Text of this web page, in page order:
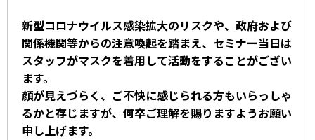
新型コロナウイルス感染拡大のリスクや、政府および
関係機関等からの注意喚起を踏まえ、セミナー当日は
スタッフがマスクを着用して活動をすることがござい
ます。
顔が見えづらく、ご不快に感じられる方もいらっしゃ
るかと存じますが、何卒ご理解を賜りますようお願い
申し上げます。